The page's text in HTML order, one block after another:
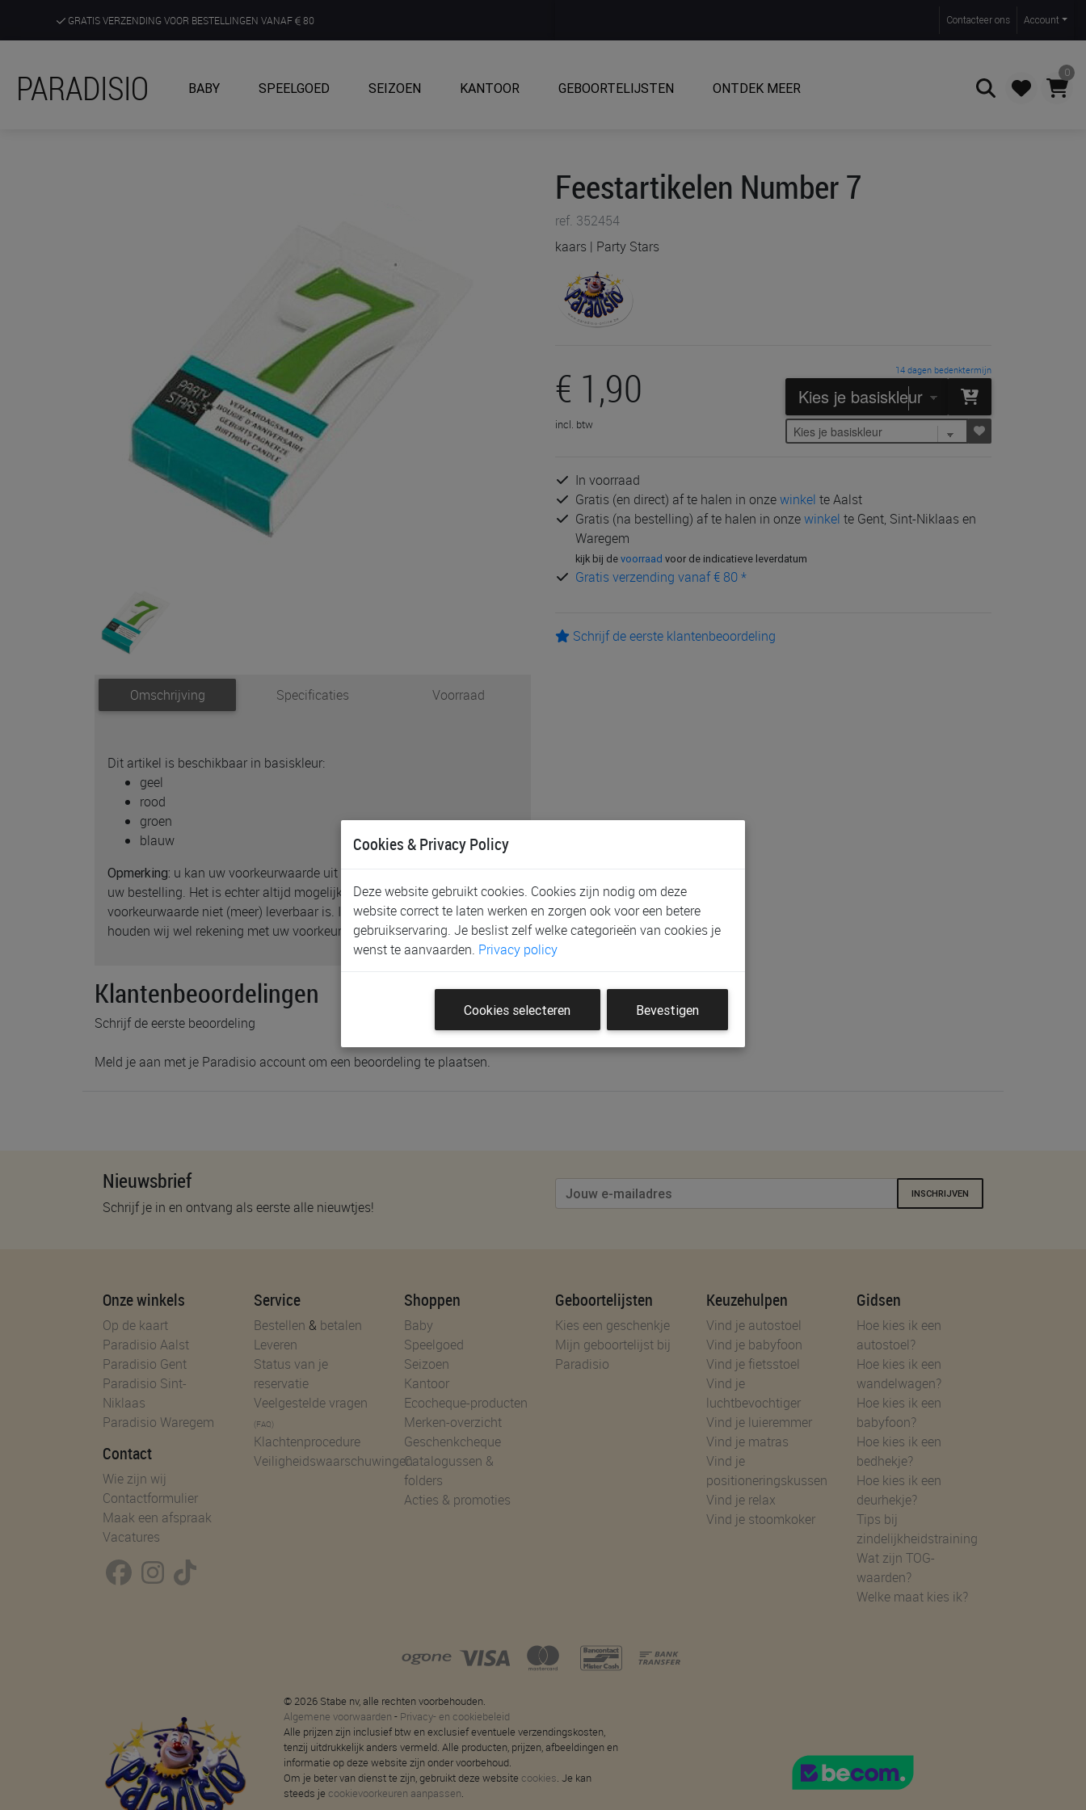
GRATIS VERZENDING VOOR BESTELLINGEN VANAF 80
ONTDEK, BELEEF EN KRIJG ADVIES IN ONZE WINKELS
Contacteer ons Account
PARADISIO BABY SPEELGOED SEIZOEN KANTOOR GEBOORTELIJSTEN ONTDEK MEER
0
Omschrijving Specificaties Voorraad
Dit artikel is beschikbaar in basiskleur:
geel
rood
groen
blauw
Opmerking: u kan uw voorkeurwaarde uit dit assortiment doorgeven bij
uw bestelling. Het is echter altijd mogelijk dat de gewenste
voorkeurwaarde niet (meer) leverbaar is. In de mate van het mogelijke
houden wij wel rekening met uw voorkeur of contacteren wij u.
Feestartikelen Number 7
ref. 352454
kaars | Party Stars
€ 1,90
incl. btw
14 dagen bedenktermijn
In voorraad
Gratis (en direct) af te halen in onzewinkel te Aalst
Gratis (na bestelling) af te halen in onzewinkel te Gent, Sint-Niklaas en
Waregem
kijk bij devoorraad voor de indicatieve leverdatum
Gratis verzending vanaf € 80 *
Schrijf de eerste klantenbeoordeling
Klantenbeoordelingen
Schrijf de eerste beoordeling
Meld je aan met je Paradisio account om een beoordeling te plaatsen.
Nieuwsbrief
Schrijf je in en ontvang als eerste alle nieuwtjes!
INSCHRIJVEN
Onze winkels
Op de kaart
Paradisio Aalst
Paradisio Gent
Paradisio Sint-
Niklaas
Paradisio Waregem
Contact
Wie zijn wij
Contactformulier
Maak een afspraak
Vacatures
Service
Bestellen & betalen
Leveren
Status van je
reservatie
Veelgestelde vragen
(FAQ)
Klachtenprocedure
Veiligheidswaarschuwingen
Shoppen
Baby
Speelgoed
Seizoen
Kantoor
Ecocheque-producten
Merken-overzicht
Geschenkcheque
Catalogussen &
folders
Acties & promoties
Geboortelijsten
Kies een geschenkje
Mijn geboortelijst bij
Paradisio
Keuzehulpen
Vind je autostoel
Vind je babyfoon
Vind je fietsstoel
Vind je
luchtbevochtiger
Vind je luieremmer
Vind je matras
Vind je
positioneringskussen
Vind je relax
Vind je stoomkoker
Gidsen
Hoe kies ik een
autostoel?
Hoe kies ik een
wandelwagen?
Hoe kies ik een
babyfoon?
Hoe kies ik een
bedhekje?
Hoe kies ik een
deurhekje?
Tips bij
zindelijkheidstraining
Wat zijn TOG-
waarden?
Welke maat kies ik?
© 2026 Stabe nv, alle rechten voorbehouden.
Algemene voorwaarden - Privacy- en cookiebeleid
Alle prijzen zijn inclusief btw en exclusief eventuele verzendingskosten,
tenzij uitdrukkelijk anders vermeld. Alle producten, prijzen, afbeeldingen en
informatie op deze website zijn onder voorbehoud.
Om je beter van dienst te zijn, gebruikt deze website cookies. Je kan
steeds je cookievoorkeuren aanpassen.
Cookies & Privacy Policy
Deze website gebruikt cookies. Cookies zijn nodig om deze
website correct te laten werken en zorgen ook voor een betere
gebruikservaring. Je beslist zelf welke categorieën van cookies je
wenst te aanvaarden. Privacy policy
Cookies selecteren Bevestigen